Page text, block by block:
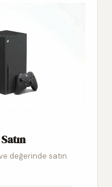
değerinde satın